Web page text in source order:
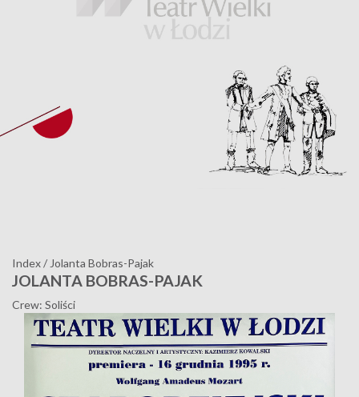
Index/ Jolanta Bobras-Pajak
JOLANTA BOBRAS-PAJAK
Crew: Soliści